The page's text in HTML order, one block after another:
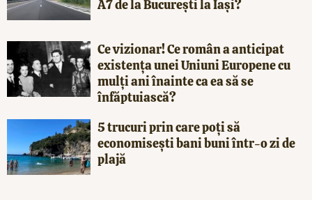
A7 de la București la Iași?
Ce vizionar! Ce român a anticipat
existența unei Uniuni Europene cu
mulți ani înainte ca ea să se
înfăptuiască?
5 trucuri prin care poți să
economisești bani buni într-o zi de
plajă